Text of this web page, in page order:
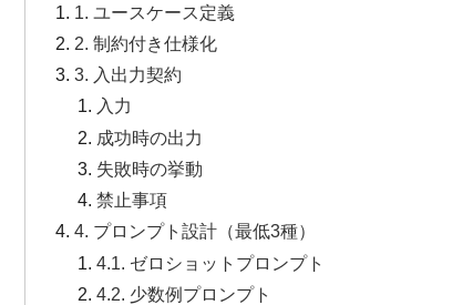
1. ユースケース定義
2. 制約付き仕様化
3. 入出力契約
入力
成功時の出力
失敗時の挙動
禁止事項
4. プロンプト設計（最低3種）
4.1. ゼロショットプロンプト
4.2. 少数例プロンプト